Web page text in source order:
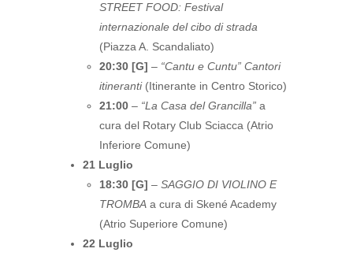
STREET FOOD: Festival
internazionale del cibo di strada
(Piazza A. Scandaliato)
20:30 [G] – “Cantu e Cuntu” Cantori
itineranti(Itinerante in Centro Storico)
21:00 – “La Casa del Grancilla” a
cura del Rotary Club Sciacca (Atrio
Inferiore Comune)
21 Luglio
18:30 [G] – SAGGIO DI VIOLINO E
TROMBA a cura di Skené Academy
(Atrio Superiore Comune)
22 Luglio